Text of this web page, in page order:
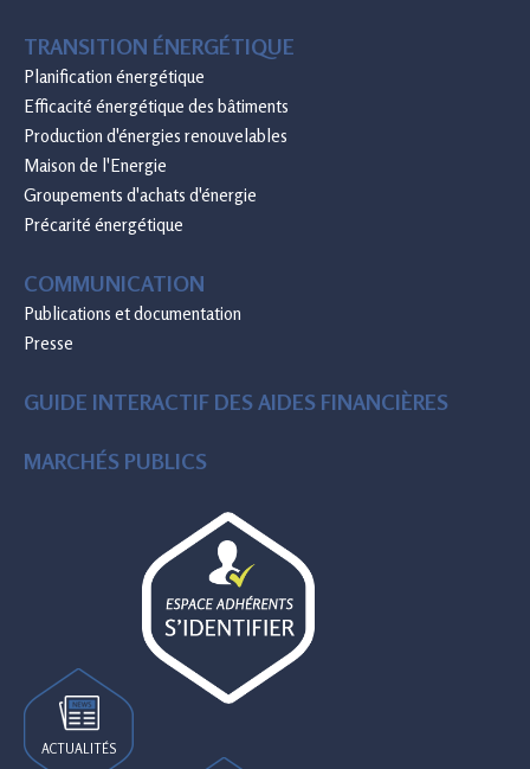
TRANSITION ÉNERGÉTIQUE
Planification énergétique
Efficacité énergétique des bâtiments
Production d'énergies renouvelables
Maison de l'Energie
Groupements d'achats d'énergie
Précarité énergétique
COMMUNICATION
Publications et documentation
Presse
GUIDE INTERACTIF DES AIDES FINANCIÈRES
MARCHÉS PUBLICS
ACTUALITÉS